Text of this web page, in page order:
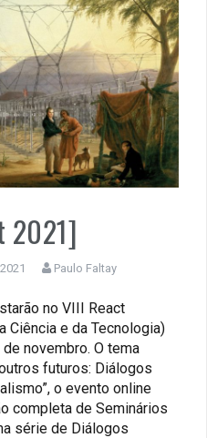
2021]
Paulo Faltay
no VIII React
Ciência e da Tecnologia)
novembro. O tema
futuros: Diálogos
o evento online
completa de Seminários
série de Diálogos